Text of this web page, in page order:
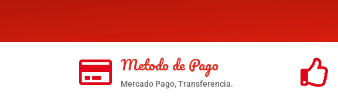
 Metodo de Pago
Mercado Pago, Transferencia. 